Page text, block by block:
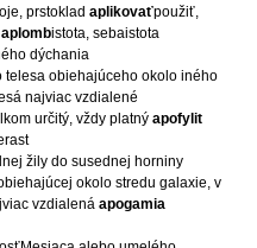
prstoklad aplikovaťpoužiť,
aplombistota, sebaistota
dýchania
telesa obiehajúceho okolo iného
najviac vzdialené
určitý, vždy platný apofylit
žily do susednej horniny
okolo stredu galaxie, v
vzdialená apogamia